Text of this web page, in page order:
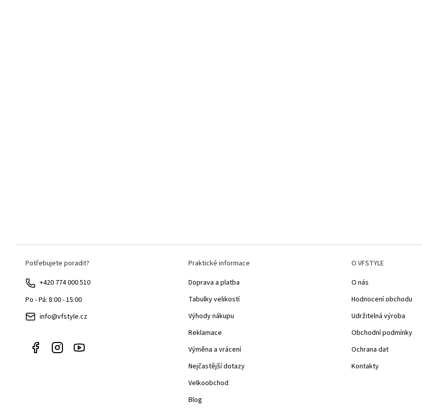
Potřebujete poradit?
+420 774 000 510
Po - Pá: 8:00 - 15:00
info@vfstyle.cz
Praktické informace
Doprava a platba
Tabulky velikostí
Výhody nákupu
Reklamace
Výměna a vrácení
Nejčastější dotazy
Velkoobchod
Blog
O VFSTYLE
O nás
Hodnocení obchodu
Udržitelná výroba
Obchodní podmínky
Ochrana dat
Kontakty